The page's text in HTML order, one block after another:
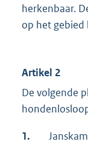
herkenbaar.
op het
Artikel 2
De volgende
1.